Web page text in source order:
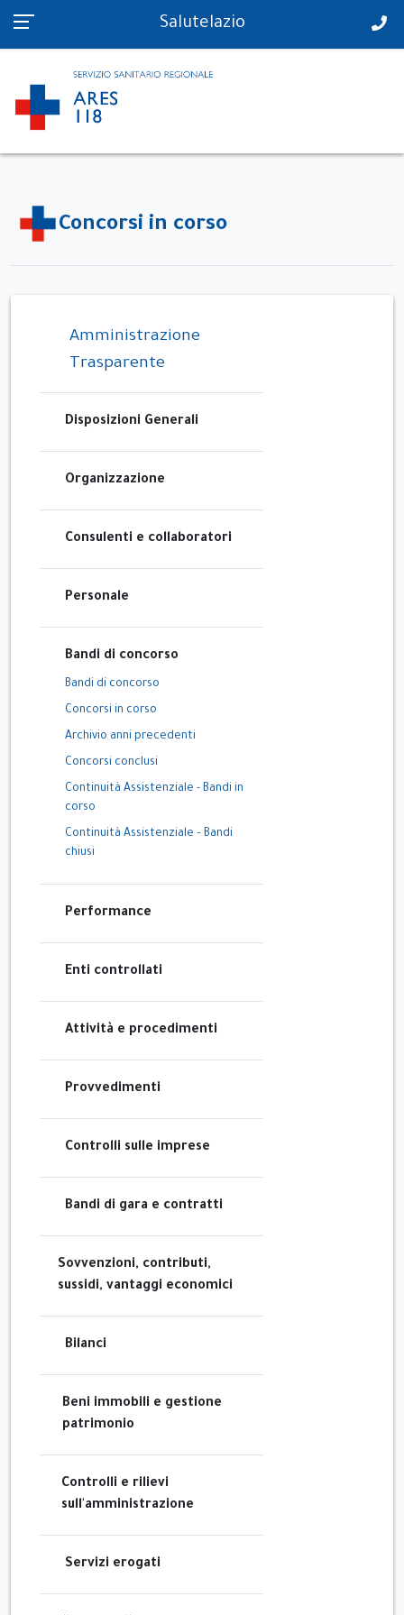
PS in tempo reale Salutelazio
Concorsi in corso
Amministrazione
Trasparente
Disposizioni Generali
Organizzazione
Consulenti e collaboratori
Personale
Bandi di concorso
Bandi di concorso
Concorsi in corso
Archivio anni precedenti
Concorsi conclusi
Continuità Assistenziale - Bandi in
corso
Continuità Assistenziale – Bandi
chiusi
Performance
Enti controllati
Attività e procedimenti
Provvedimenti
Controlli sulle imprese
Bandi di gara e contratti
Sovvenzioni, contributi,
sussidi, vantaggi economici
Bilanci
Beni immobili e gestione
patrimonio
Controlli e rilievi
sull'amministrazione
Servizi erogati